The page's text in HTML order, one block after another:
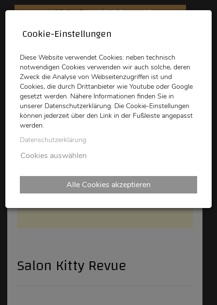
VOD CLUBKINO FÜR ZUHAUSE
schikaneder
Top Kino
schikaneder CLUB
Salon Kitty Revue
Cookie-Einstellungen
Diese Website verwendet Cookies: neben technisch
notwendigen Cookies verwenden wir auch solche, deren
Zweck die Analyse von Webseitenzugriffen ist und
Cookies, die durch Drittanbieter wie Youtube oder Google
gesetzt werden. Nähere Informationen finden Sie in
unserer Datenschutzerklärung. Die Cookie-Einstellungen
können jederzeit über den Link in der Fußleiste angepasst
werden.
Datenschutzerklärung
Cookies auswählen
Alle Cookies akzeptieren